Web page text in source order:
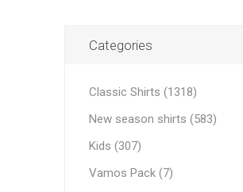
Categories
Classic Shirts (1318)
New season shirts (583)
Kids (307)
Vamos Pack (7)